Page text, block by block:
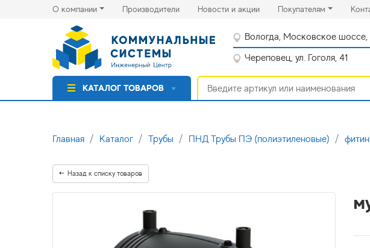
О компании Производители(current)Новости и акции(current)Покупателям
Вологда, Московское
Череповец, ул. Гоголя, 41
КАТАЛОГ ТОВАРОВ
Главная Каталог Трубы ПНД Трубы ПЭ (полиэтиленовые)
Назад к списку товаров